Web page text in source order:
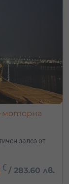
моторна
залез от
€ /283.60 лв.